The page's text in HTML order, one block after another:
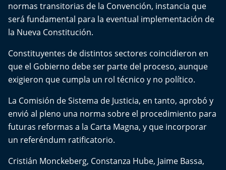
Más de 100 Días
Tu Mereces Ser Feliz
Efemérides
Cultura y Espectáculos
Del Fin del Mundo
Deportes
Conexión Digital
normas transitorias de la Convención, instancia que
será fundamental para la eventual implementación de
la Nueva Constitución.
Constituyentes de distintos sectores coincidieron en
que el Gobierno debe ser parte del proceso, aunque
exigieron que cumpla un rol técnico y no político.
La Comisión de Sistema de Justicia, en tanto, aprobó y
envió al pleno una norma sobre el procedimiento para
futuras reformas a la Carta Magna, y que incorporar
un referéndum ratificatorio.
Cristián Monckeberg, Constanza Hube, Jaime Bassa,